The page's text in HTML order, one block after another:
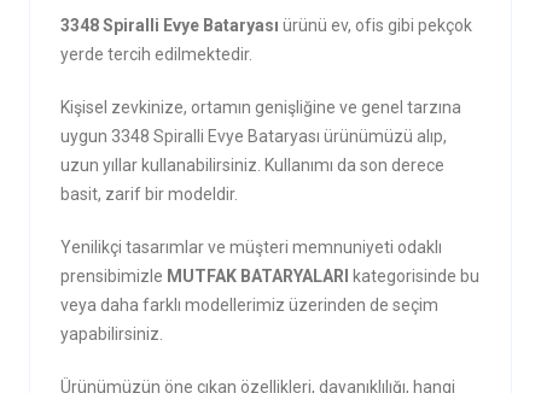
3348 Spiralli Evye Bataryası ürünü ev, ofis gibi pekçok
yerde tercih edilmektedir.
Kişisel zevkinize, ortamın genişliğine ve genel tarzına
uygun 3348 Spiralli Evye Bataryası ürünümüzü alıp,
uzun yıllar kullanabilirsiniz. Kullanımı da son derece
basit, zarif bir modeldir.
Yenilikçi tasarımlar ve müşteri memnuniyeti odaklı
prensibimizle MUTFAK BATARYALARI
kategorisinde bu
veya daha farklı modellerimiz üzerinden de seçim
yapabilirsiniz.
Ürünümüzün öne çıkan özellikleri, dayanıklılığı, hangi